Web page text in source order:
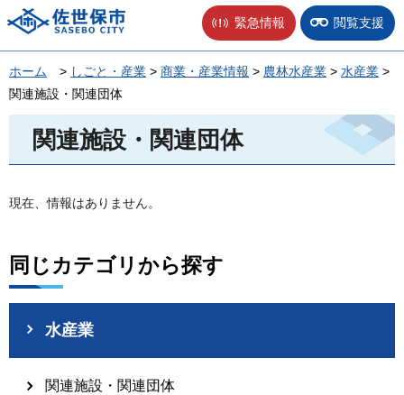
佐世保市 緊急情報 閲覧支援
ホーム > しごと・産業 > 商業・産業情報 > 農林水産業 > 水産業 >
関連施設・関連団体
関連施設・関連団体
現在、情報はありません。
同じカテゴリから探す
水産業
関連施設・関連団体